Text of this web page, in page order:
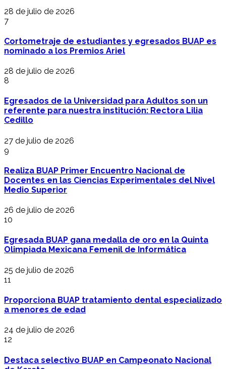
28 de julio de 2026
7
Cortometraje de estudiantes y egresados BUAP es
nominado a los Premios Ariel
28 de julio de 2026
8
Egresados de la Universidad para Adultos son un
referente para nuestra institución: Rectora Lilia
Cedillo
27 de julio de 2026
9
Realiza BUAP Primer Encuentro Nacional de
Docentes en las Ciencias Experimentales del Nivel
Medio Superior
26 de julio de 2026
10
Egresada BUAP gana medalla de oro en la Quinta
Olimpiada Mexicana Femenil de Informática
25 de julio de 2026
11
Proporciona BUAP tratamiento dental especializado
a menores de edad
24 de julio de 2026
12
Destaca selectivo BUAP en Campeonato Nacional